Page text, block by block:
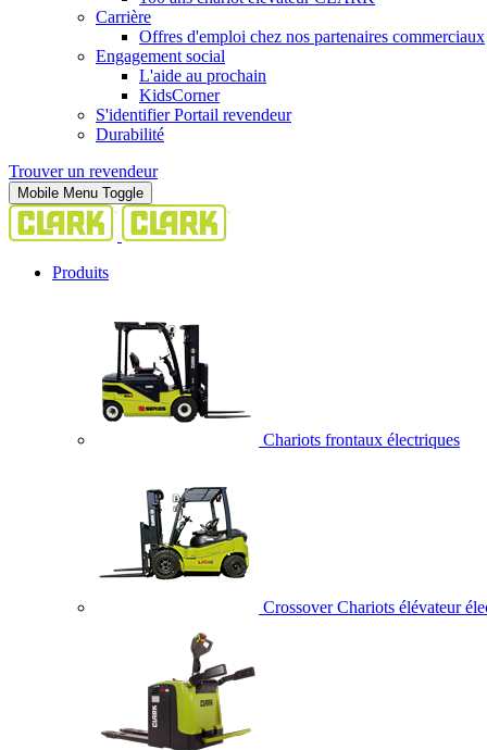
Carrière
Offres d'emploi chez nos partenaires commerciaux
Engagement social
L'aide au prochain
KidsCorner
S'identifier Portail revendeur
Durabilité
Trouver un revendeur
Mobile Menu Toggle
Produits
Chariots frontaux électriques
Crossover Chariots élévateur